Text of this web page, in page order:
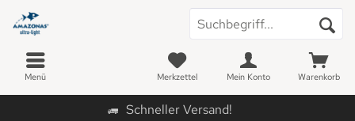
Schneller Versand!
Menü Warenkorb
Merkzettel Mein Konto